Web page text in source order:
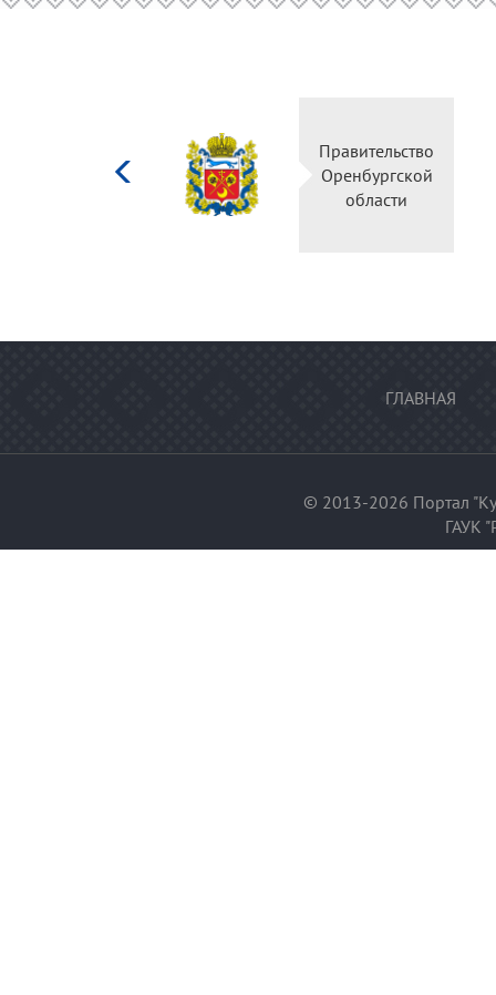
Правительство
Оренбургской
области
ГЛАВНАЯ
© 2013-2026 Портал
ГАУК